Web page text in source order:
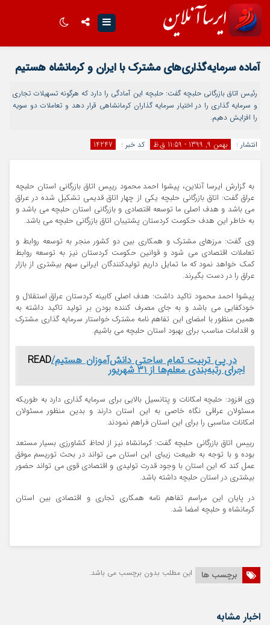
اپلیکیشن
آماده سرمایه‌گذاری‌های مشترک با ایران و کرمانشاه هستیم
رئیس اتاق بازرگانی حلبچه گفت: حلبچه این آمادگی را دارد که هرگونه تسهیلات تجاری
و سرمایه گذاری را در اختیار سرمایه گذاران کرمانشاهی قرار دهد و تعاملات دو سویه
را افزایش دهیم.
انتشار : بهمن 9, 1399 - 11:59 ق.ظ کد خبر : 14247
به گزارش ایرسا آنلاین، پیشوا احمد محمود رییس اتاق بازرگانی استان حلبچه
عراق گفت: اتاق بازرگانی حلبچه یکی از چهار اتاق قدیمی تشکیل شده در عراق
می باشد و هدف اصلی ما توسعه اقتصادی و بازرگانی استان حلبچه می باشد و
به خاطر این هدف حکومت کردستان پشتیبان اتاق بازرگانی حلبچه می باشد.
وی گفت: مرزهای مشترک و همکاری بین دو کشور منجر به توسعه روابط و
تعاملات اقتصادی می شود و قوانین حکومت کردستان نیز به توسعه روابط
کمک خواهد نمود که ما تمایل داریم تولیدکنندگان ایرانی سهم بیشتری از بازار
عراق را در دست بگیرند.
پیشوا احمد محمود تاکید داشت: هدف اصلی کابینه کردستان عراق استقلال و
خودکفایی می باشد و به جای مصرف کننده بودن بر تولید تاکید داشته به
همین منظور با امضای این تفاهم نامه مشترک خواستار سرمایه گذاری مشترک
و اقدامات مناسب برای بهبود استان حلبچه می باشیم.
READدر پی تربیت تمام ساحتی دانش‌آموزان هستیم/
اجرای رتبه‌بندی معلم‌ها از ۳۱ شهریور
وی افزود: حلبچه امکانات و پتانسیل بالایی برای سرمایه گذاری دارد به طوریکه
مسئولان عراقی نگاه خاصی به این استان دارند و بدین منظور مسئولان
امکانات مناسبی را برای این استان فراهم نمودند.
رییس اتاق بازرگانی حلبچه گفت: کرمانشاه نیز از لحاظ کشاورزی بسیار مستعد
بوده و با توجه به طبیعت زیبای این استان می تواند در بحث توریسم موفق
عمل کند که این استان با وجود قدرت تولیدی و اقتصادی قوی می تواند حضور
بیشتری در استان حلبچه داشته باشد.
در پایان این مراسم تفاهم نامه همکاری تجاری و اقتصادی بین استان
کرمانشاه و حلبچه امضا شد.
برچسب ها این مطلب بدون برچسب می باشد.
اخبار مشابه